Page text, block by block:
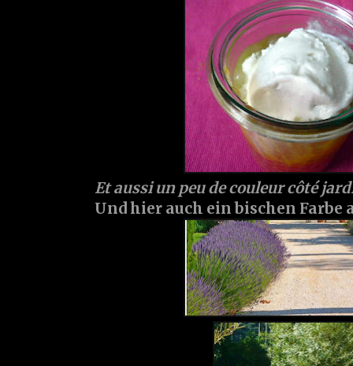
Et aussi un peu de couleur côté
Und hier auch ein bischen Farbe